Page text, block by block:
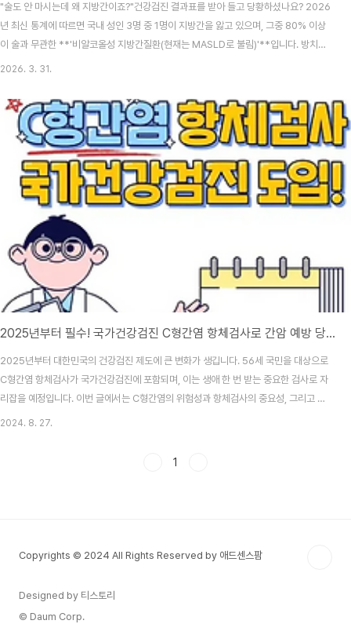
"술도 안 마시는데 왜 지방간이죠?"건강검진 결과표를 받아 들고 당황하셨나요? 2026
년 최신 통계에 따르면 국내 성인 3명 중 1명이 지방간을 앓고 있으며, 그중 80% 이상
이 술과 무관한 **'비알코올성 지방간질환(현재는 MASLD로 불림)'**입니다. 방치하
면 간경화, 간암으로 이어질 수 있는 지방간. 하지만 걱정하지 마세요. 간은 우리 몸에서
인 방법을 모두 공개합니다.📑 목차지방간의 새로운 이름과 원인 (MASLD 시대)지방간
자가진단: 내 간이 보내는 구조 신호2026 최신 연구: 지방간을 없애는 3대 핵심 전략간
을 살리는 음식 vs 간을 망치는 음식지방간 탈출을 위한 '근육 재테크' 운동법자주 묻는
질문 ..
2026. 3. 31.
2025년부터 필수! 국가건강검진 C형간염 항체검사로 간암 예방 당신의 간 건강 56세 이상이라면 주목! 조기발견 조기치료
2025년부터 대한민국의 건강검진 제도에 큰 변화가 생깁니다. 56세 국민을 대상으로
C형간염 항체검사가 국가건강검진에 포함되며, 이는 생애 한 번 받는 중요한 검사로 자
리잡을 예정입니다. 이번 글에서는 C형간염의 위험성과 항체검사의 중요성, 그리고 건
강검진에서 이 검사가 포함되는 이유에 대해 상세히 알아보겠습니다. C형간염이란?C형
식욕감퇴, 구역질 등의 증상을 보이지만, 대다수 환자는 별다른 증상을 느끼지 못합니다.
2024. 8. 27.
1
Copyrights © 2024 All Rights Reserved by 애드센스팜
Designed by 티스토리
© Daum Corp.